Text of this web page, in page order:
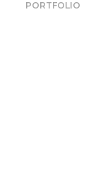
PORTFOLIO